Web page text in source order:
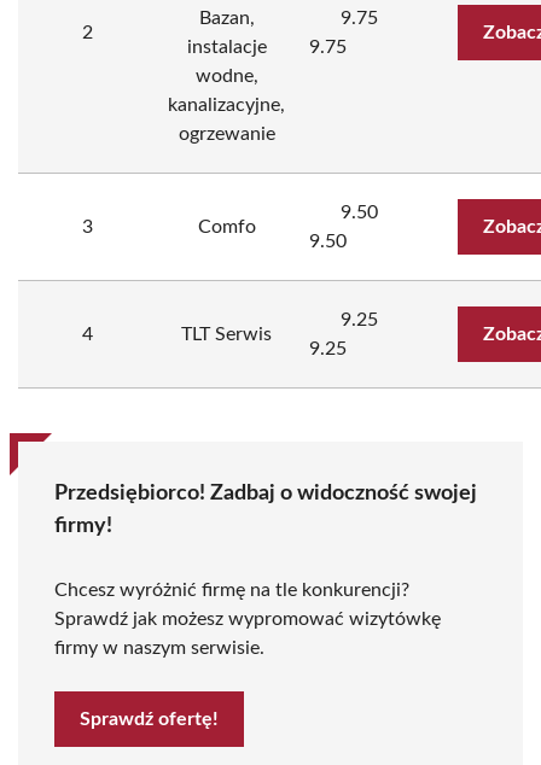
2
Bazan,
instalacje
wodne,
kanalizacyjne,
ogrzewanie
9.75
9.75
3 Comfo
9.50
9.50
4 TLT Serwis
9.25
9.25
Przedsiębiorco! Zadbaj o widoczność swojej
firmy!
Chcesz wyróżnić firmę na tle konkurencji?
Sprawdź jak możesz wypromować wizytówkę
firmy w naszym serwisie.
Sprawdź ofertę!